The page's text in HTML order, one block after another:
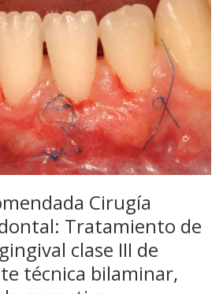
Cirugía
Tratamiento de
clase III de
técnica bilaminar,